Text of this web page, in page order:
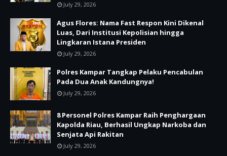
July 29, 2026
Agus Flores: Nama Fast Respon Kini Dikenal
Luas, Dari Institusi Kepolisian hingga
Lingkaran Istana Presiden
July 29, 2026
Polres Kampar Tangkap Pelaku Pencabulan
Pada Dua Anak Kandungnya!
July 29, 2026
8 Personel Polres Kampar Raih Penghargaan
Kapolda Riau, Berhasil Ungkap Narkoba dan
Senjata Api Rakitan
July 29, 2026